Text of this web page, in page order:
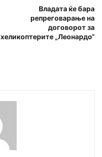
Владата ќе бара
репреговарање на
договорот за
хеликоптерите „Леонардо“